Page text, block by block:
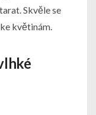
Skvěle se
květinám.